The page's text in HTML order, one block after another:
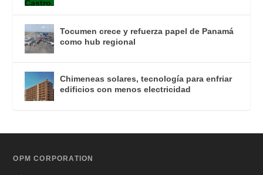
Tocumen crece y refuerza papel de Panamá
como hub regional
Chimeneas solares, tecnología para enfriar
edificios con menos electricidad
OPM CORPORATION